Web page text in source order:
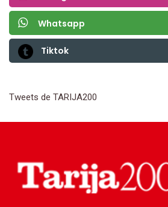
Whatsapp
Tiktok
Tweets de TARIJA200